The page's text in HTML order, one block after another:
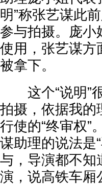
明”称张艺谋此
参与拍摄。庞小
使用，张艺谋方
被拿下。
这个“说明”很
拍摄，依据我的
行使的“终审权”
谋助理的说法是
与，导演都不知
演，说高铁车厢